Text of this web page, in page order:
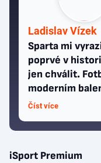
Ladislav Vízek
Sparta mi
poprvé v
jen chválit.
moderním
Číst více
iSport Premium